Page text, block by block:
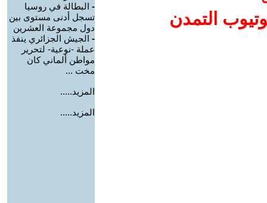
التمدن
- البطالة في روسيا
تسجل أدنى مستوى بين
دول مجموعة العشرين
- الجيش الجزائري ينفذ
عملة -نوعية- لتحرير
مواطن ألماني كان
مخت ...
المزيد.....
المزيد.....